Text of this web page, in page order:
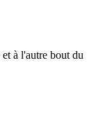
à l'autre bout du